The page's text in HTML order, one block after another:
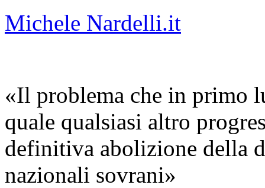
Michele Nardelli.it
«Il problema che in primo
quale qualsiasi altro
definitiva abolizione della
nazionali sovrani»